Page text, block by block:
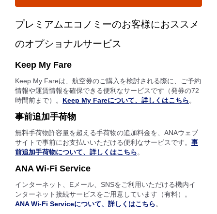
プレミアムエコノミーのお客様におススメ
のオプショナルサービス
Keep My Fare
Keep My Fareは、航空券のご購入を検討される際に、ご予約
情報や運賃情報を確保できる便利なサービスです（発券の72
時間前まで）。 Keep My Fareについて、詳しくはこちら。
事前追加手荷物
無料手荷物許容量を超える手荷物の追加料金を、ANAウェブ
サイトで事前にお支払いいただける便利なサービスです。 事
前追加手荷物について、詳しくはこちら。
ANA Wi-Fi Service
インターネット、Eメール、SNSをご利用いただける機内イ
ンターネット接続サービスをご用意しています（有料）。
ANA Wi-Fi Serviceについて、詳しくはこちら。